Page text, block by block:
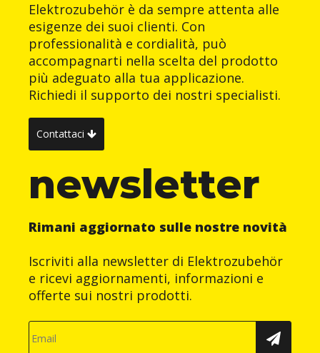
Elektrozubehör è da sempre attenta alle
esigenze dei suoi clienti. Con
professionalità e cordialità, può
accompagnarti nella scelta del prodotto
più adeguato alla tua applicazione.
Richiedi il supporto dei nostri specialisti.
Contattaci
newsletter
Rimani aggiornato sulle nostre novità
Iscriviti alla newsletter di Elektrozubehör
e ricevi aggiornamenti, informazioni e
offerte sui nostri prodotti.